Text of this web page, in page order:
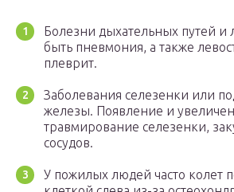
Болезни дыхательных путей и
быть пневмония, а также
плеврит.
Заболевания селезенки или
железы. Появление и
травмирование селезенки,
сосудов.
У пожилых людей часто колет